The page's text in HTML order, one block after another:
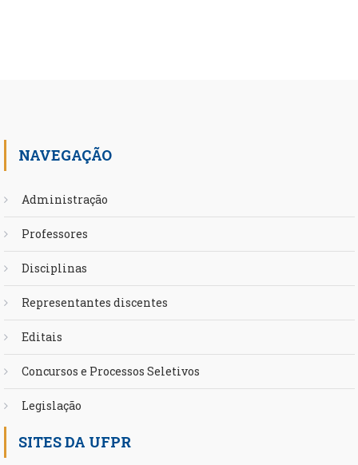
NAVEGAÇÃO
Administração
Professores
Disciplinas
Representantes discentes
Editais
Concursos e Processos Seletivos
Legislação
SITES DA UFPR